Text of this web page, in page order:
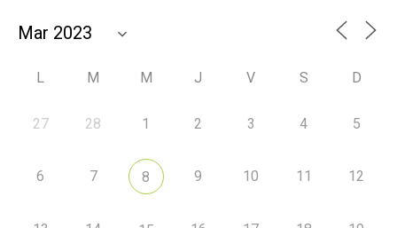
L M M J V S D
27 28 1 2 3 4 5
6 7 8 9 10 11 12